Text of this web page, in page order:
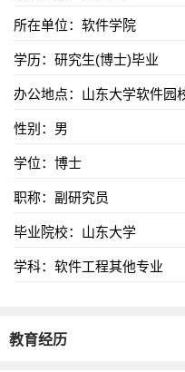
所在单位：软件学院
学历：研究生(博士)毕业
办公地点：山东大学软件园
性别：男
学位：博士
职称：副研究员
毕业院校：山东大学
学科：软件工程其他专业
教育经历